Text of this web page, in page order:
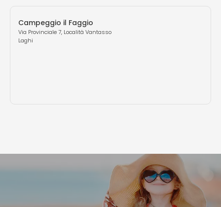
Campeggio il Faggio
Via Provinciale 7, Località Vantasso
Laghi